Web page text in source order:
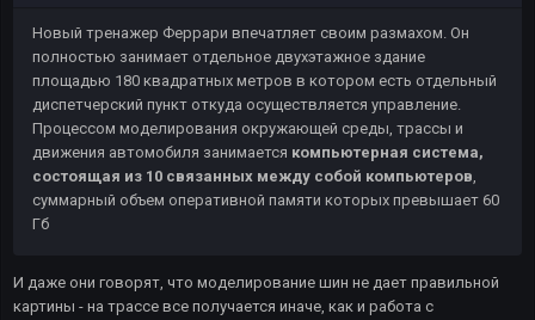
Новый тренажер Феррари впечатляет своим размахом. Он
полностью занимает отдельное двухэтажное здание
площадью 180 квадратных метров в котором есть отдельный
диспетчерский пункт откуда осуществляется управление.
Процессом моделирования окружающей среды, трассы и
движения автомобиля занимается компьютерная система,
состоящая из 10 связанных между собой компьютеров,
суммарный объем оперативной памяти которых превышает 60
Гб
И даже они говорят, что моделирование шин не дает правильной
картины - на трассе все получается иначе, как и работа с